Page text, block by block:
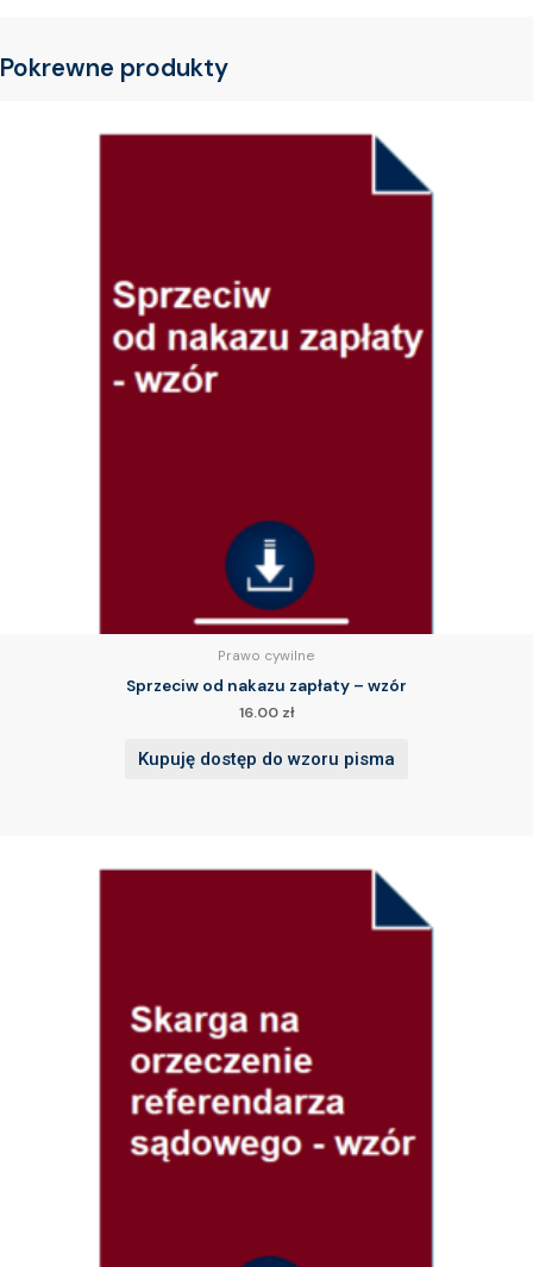
Pokrewne produkty
Prawo cywilne
Sprzeciw od nakazu zapłaty – wzór
16.00 zł
Kupuję dostęp do wzoru pisma